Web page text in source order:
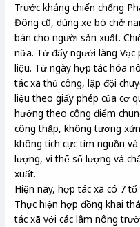
Trước kháng chiến chống
Đông cũ, dùng xe bò chở
bán cho người sản xuất.
nữa. Từ đấy người làng Vạc
liệu. Từ ngày hợp tác hóa
tác xã thủ công, lập đội
liệu theo giấy phép của cơ
hưởng theo công điểm
công thấp, không tương
không tích cực tìm nguồn
lượng, vì thế số lượng và
xuất.
Hiện nay, hợp tác xã có 7
Thực hiện hợp đồng khai
tác xã với các lâm nông